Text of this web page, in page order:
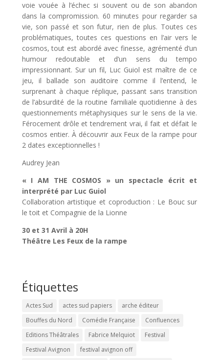
voie vouée à l’échec si souvent ou de son abandon
dans la compromission. 60 minutes pour regarder sa
vie, son passé et son futur, rien de plus. Toutes ces
problématiques, toutes ces questions en l’air vers le
cosmos, tout est abordé avec finesse, agrémenté d’un
humour redoutable et d’un sens du tempo
impressionnant. Sur un fil, Luc Guiol est maître de ce
jeu, il ballade son auditoire comme il l’entend, le
surprenant à chaque réplique, passant sans transition
de l’absurdité de la routine familiale quotidienne à des
questionnements métaphysiques sur le sens de la vie.
Férocement drôle et tendrement vrai, il fait et défait le
cosmos entier. À découvrir aux Feux de la rampe pour
2 dates exceptionnelles !
Audrey Jean
« I AM THE COSMOS » un spectacle écrit et
interprété par Luc Guiol
Collaboration artistique et coproduction : Le Bouc sur
le toit et Compagnie de la Lionne
30 et 31 Avril à 20H
Théâtre Les Feux de la rampe
Étiquettes
Actes Sud actes sud papiers
arche éditeur
Bouffes du Nord
Comédie Française
Confluences
Editions Théâtrales
Fabrice Melquiot
Festival
Festival Avignon
festival avignon off